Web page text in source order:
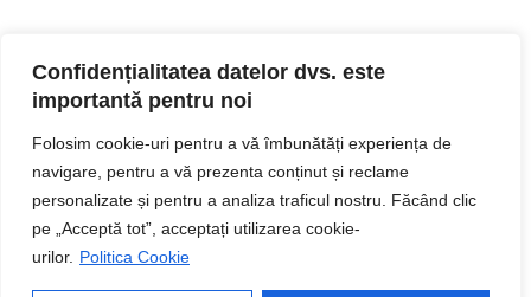
Confidențialitatea datelor dvs. este
importantă pentru noi
Folosim cookie-uri pentru a vă îmbunătăți experiența de
navigare, pentru a vă prezenta conținut și reclame
personalizate și pentru a analiza traficul nostru. Făcând clic
pe „Acceptă tot”, acceptați utilizarea cookie-
urilor. Politica Cookie